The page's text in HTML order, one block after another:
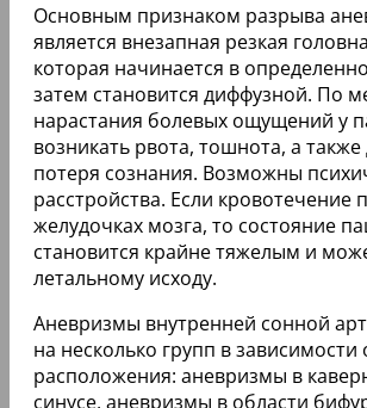
Основным признаком разрыва
является внезапная резкая
которая начинается в
затем становится диффузной. По
нарастания болевых ощущений у
возникать рвота, тошнота, а также
потеря сознания. Возможны
расстройства. Если кровотечение
желудочках мозга, то состояние
становится крайне тяжелым и
летальному исходу.
Аневризмы внутренней сонной
на несколько групп в зависимости
расположения: аневризмы в
синусе, аневризмы в области